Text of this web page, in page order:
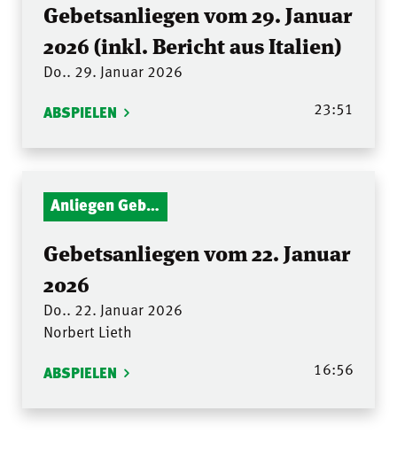
Gebetsanliegen vom 29. Januar
2026 (inkl. Bericht aus Italien)
Do.. 29. Januar 2026
ABSPIELEN 23:51
Anliegen Gebetsstunde
Gebetsanliegen vom 22. Januar
2026
Do.. 22. Januar 2026
Norbert Lieth
ABSPIELEN 16:56